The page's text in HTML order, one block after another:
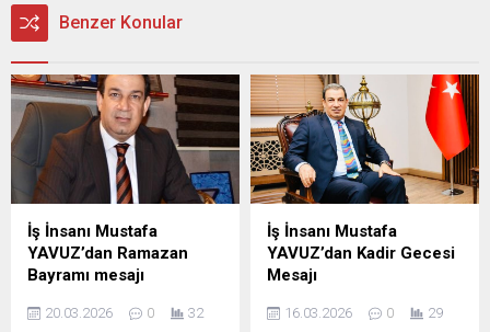
Benzer Konular
İş İnsanı Mustafa
YAVUZ’dan Ramazan
Bayramı mesajı
Başkanı ve İş insanı Mustafa
20.03.2026 0 32
İş İnsanı Mustafa
YAVUZ’dan Kadir Gecesi
Mesajı
Başkanı ve iş insanı Mustafa
16.03.2026 0 29